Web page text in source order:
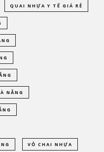
QUAI NHỰA Y TẾ GIÁ RẺ
NẴNG
VỎ CHAI NHỰA